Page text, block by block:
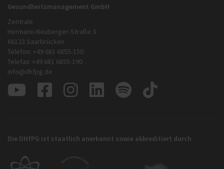
Gesundheitsmanagement GmbH
Zentrale
Hermann-Neuberger-Straße 3
66123 Saarbrücken
Telefon: +49 681 6855-150
Telefax: +49 681 6855-190
info@dhfpg.de
Die DHfPG ist staatlich anerkannt sowie akkreditiert durch